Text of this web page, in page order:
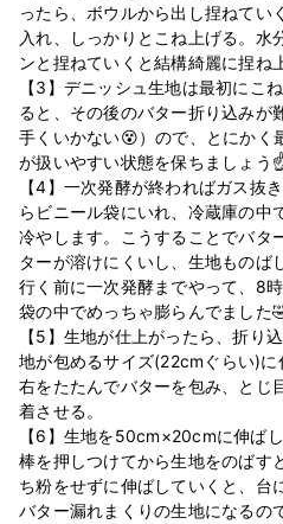
ったら、ボウルから出し捏ねてい
入れ、しっかりとこね上げる。水
ンと捏ねていくと結構綺麗に捏ね
【3】デニッシュ生地は最初にこ
ると、その後のバター折り込みが
手くいかない😵）ので、とにかく
が扱いやすい状態を保ちましょ
【4】一次発酵が終わればガス抜
らビニール袋にいれ、冷蔵庫の中
冷やします。こうすることでバタ
ターが溶けにくいし、生地ものば
行く前に一次発酵までやって、8
袋の中でめっちゃ膨らんでました
【5】生地が仕上がったら、折り
地が包めるサイズ(22cmぐらい)
右をたたんでバターを包み、とじ
着させる。
【6】生地を50cm×20cmに伸ば
棒を押しつけてから生地をのばす
ち粉をせずに伸ばしていくと、台
バター漏れまくりの生地になるの